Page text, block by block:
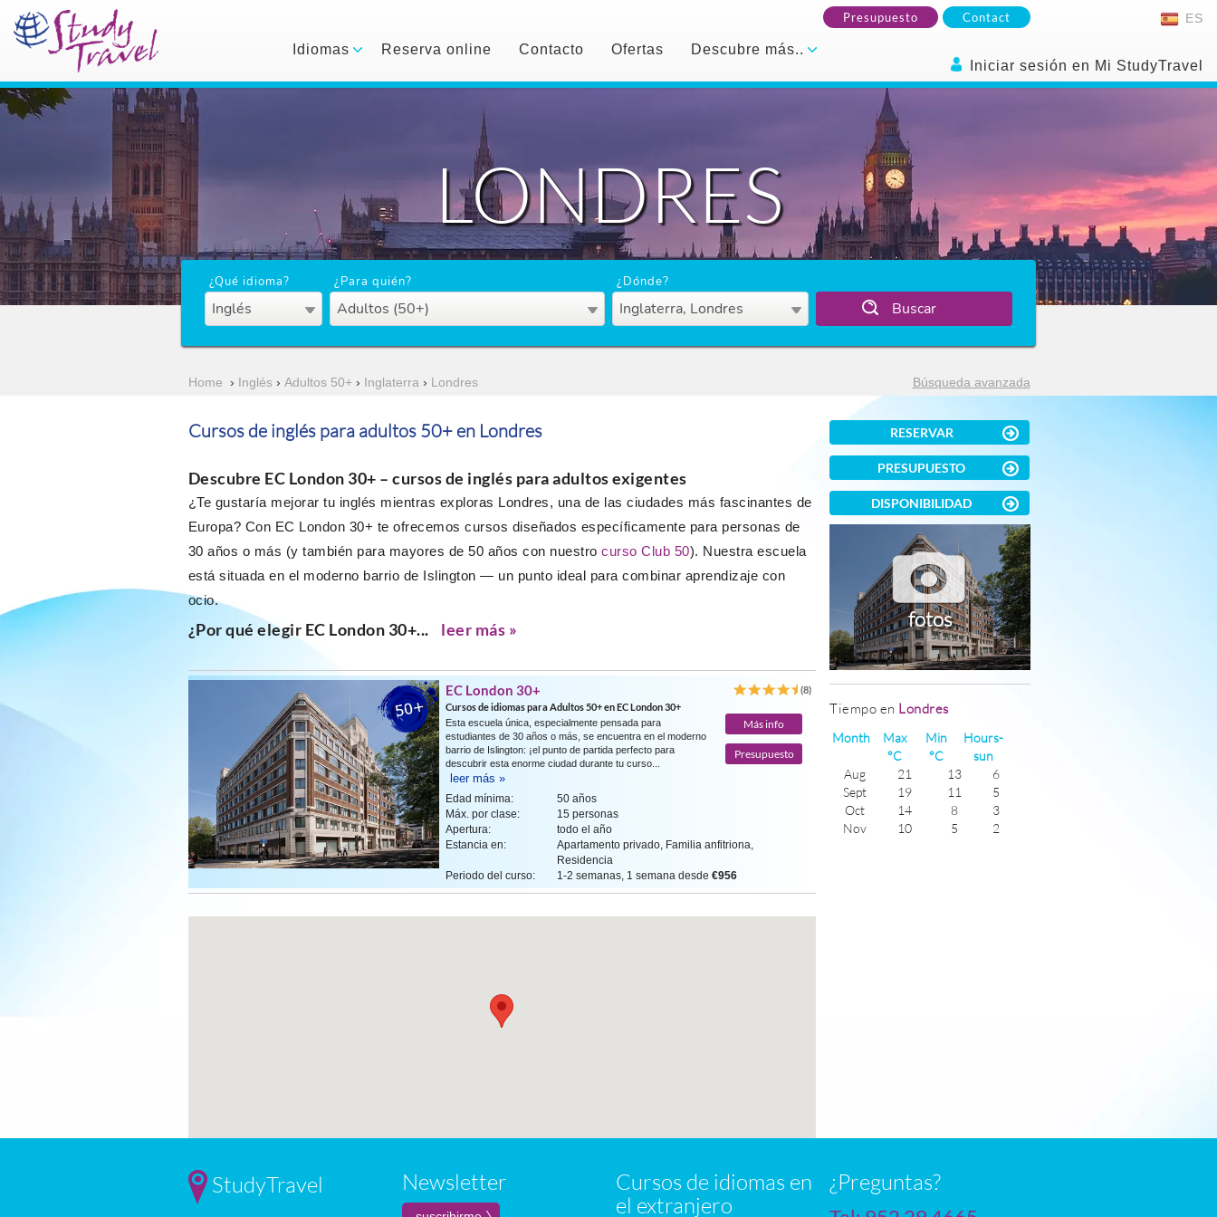
Presupuesto Contact ES
Iniciar sesión en Mi StudyTravel
Idiomas Reserva online Contacto Ofertas Descubre más..
LONDRES
¿Qué idioma?
Inglés
¿Para quién?
Adultos (50+)
¿Dónde?
Inglaterra, Londres Buscar
Home › Inglés› Adultos 50+› Inglaterra › Londres Búsqueda avanzada
Cursos de inglés para adultos 50+ en Londres
Descubre EC London 30+ – cursos de inglés para adultos exigentes
¿Te gustaría mejorar tu inglés mientras exploras Londres, una de las ciudades más fascinantes de
Europa? Con EC London 30+ te ofrecemos cursos diseñados específicamente para personas de
30 años o más (y también para mayores de 50 años con nuestro curso Club 50). Nuestra escuela
está situada en el moderno barrio de Islington — un punto ideal para combinar aprendizaje con
ocio.
¿Por qué elegir EC London 30+... leer más »
EC London 30+
(8)
Cursos de idiomas para Adultos 50+ en EC London 30+
Más info
Presupuesto
Esta escuela única, especialmente pensada para
estudiantes de 30 años o más, se encuentra en el moderno
barrio de Islington: ¡el punto de partida perfecto para
descubrir esta enorme ciudad durante tu curso...
leer más »
Edad mínima:
50 años
Máx. por clase:
15 personas
Apertura:
todo el año
Estancia en:
Apartamento privado, Familia anfitriona,
Residencia
Periodo del curso:
1-2 semanas, 1 semana desde €956
RESERVAR
PRESUPUESTO
DISPONIBILIDAD
fotos
Tiempo en Londres
Month
Max
°C
Min
°C
Hours-
sun
Aug
21 13
6
Sept
19 11
5
Oct
14 8
3
Nov
10 5
2
StudyTravel Newsletter
Cursos de idiomas en
el extranjero
¿Preguntas?